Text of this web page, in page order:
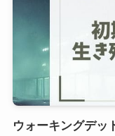
ウォーキングデッ